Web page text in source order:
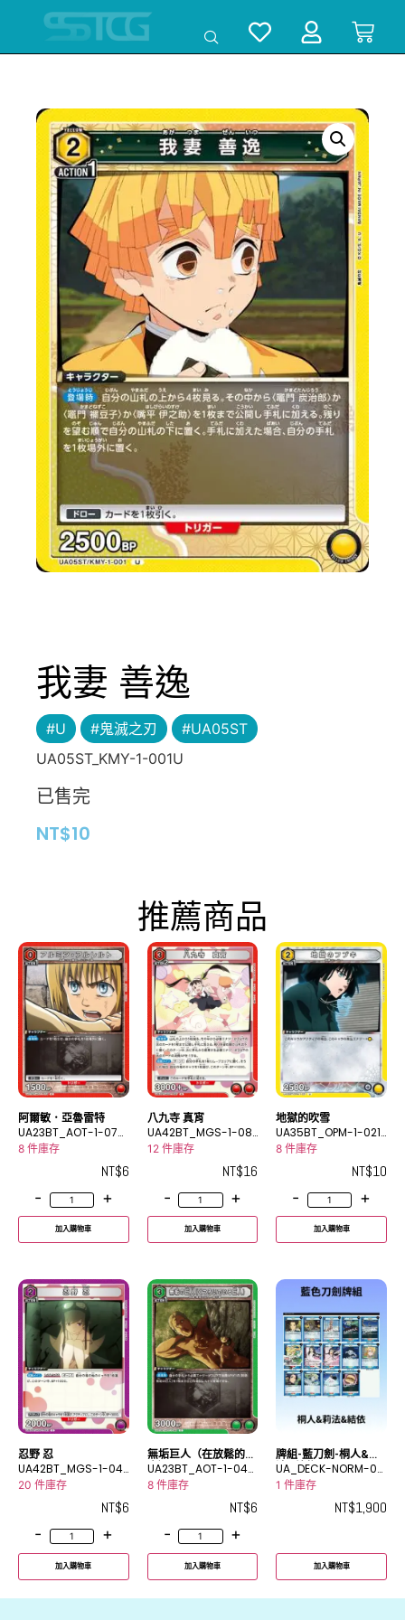
我妻 善逸
#U #鬼滅之刃
#UA05ST
UA05ST_KMY-1-001U
已售完
NT$10
推薦商品
阿爾敏．亞魯雷特
UA23BT_AOT-1-075
C
8 件庫存
NT$6
-
+
加入購物車
八九寺 真宵
UA42BT_MGS-1-08
7R
12 件庫存
NT$16
-
+
加入購物車
地獄的吹雪
UA35BT_OPM-1-021
U
8 件庫存
NT$10
-
+
加入購物車
忍野 忍
UA42BT_MGS-1-04
2C
20 件庫存
NT$6
-
+
加入購物車
無垢巨人（在放鬆的巨
人）
UA23BT_AOT-1-049
C
8 件庫存
NT$6
-
+
加入購物車
牌組-藍刀劍-桐人&莉
法&結依
UA_DECK-NORM-00
16
1 件庫存
NT$1,900
加入購物車